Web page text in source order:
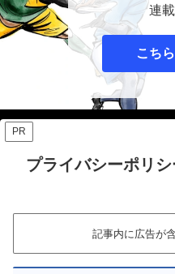
連
こち
PR
プライバシーポリシ
記事内に広告が